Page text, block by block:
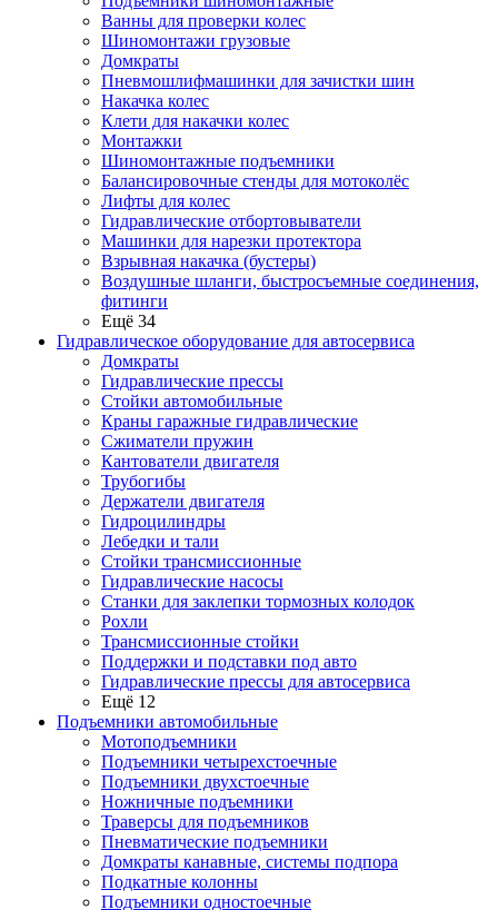
Ванны для проверки колес
Шиномонтажи грузовые
Домкраты
Пневмошлифмашинки для зачистки шин
Накачка колес
Клети для накачки колес
Монтажки
Шиномонтажные подъемники
Балансировочные стенды для мотоколёс
Лифты для колес
Гидравлические отбортовыватели
Машинки для нарезки протектора
Взрывная накачка (бустеры)
Воздушные шланги, быстросъемные соединения,
фитинги
Ещё 34
Гидравлическое оборудование для автосервиса
Домкраты
Гидравлические прессы
Стойки автомобильные
Краны гаражные гидравлические
Сжиматели пружин
Кантователи двигателя
Трубогибы
Держатели двигателя
Гидроцилиндры
Лебедки и тали
Стойки трансмиссионные
Гидравлические насосы
Cтанки для заклепки тормозных колодок
Рохли
Трансмиссионные стойки
Поддержки и подставки под авто
Гидравлические прессы для автосервиса
Ещё 12
Подъемники автомобильные
Мотоподъемники
Подъемники четырехстоечные
Подъемники двухстоечные
Ножничные подъемники
Траверсы для подъемников
Пневматические подъемники
Домкраты канавные, системы подпора
Подкатные колонны
Подъемники одностоечные